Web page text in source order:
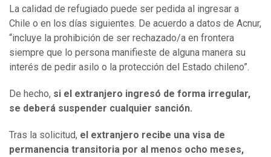
La calidad de refugiado puede ser pedida al ingresar a
Chile o en los días siguientes. De acuerdo a datos de Acnur,
“incluye la prohibición de ser rechazado/a en frontera
siempre que lo persona manifieste de alguna manera su
interés de pedir asilo o la protección del Estado chileno”.
De hecho, si el extranjero ingresó de forma irregular,
se deberá suspender cualquier sanción.
Tras la solicitud, el extranjero recibe una visa de
permanencia transitoria por al menos ocho meses,